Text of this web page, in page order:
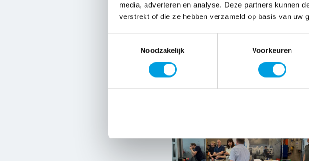
media, adverteren en analyse. Deze partners kunnen
verstrekt of die ze hebben verzameld op basis van uw
Noodzakelijk
Voorkeuren
ArboTechniek nieuwsbrief juni
2026